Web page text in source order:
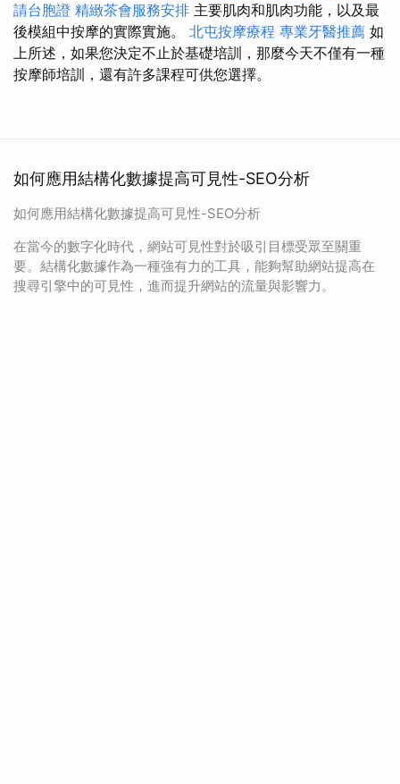
請台胞證 精緻茶會服務安排 主要肌肉和肌肉功能，以及最
後模組中按摩的實際實施。 北屯按摩療程 專業牙醫推薦 如
上所述，如果您決定不止於基礎培訓，那麼今天不僅有一種
按摩師培訓，還有許多課程可供您選擇。
如何應用結構化數據提高可見性-SEO分析
如何應用結構化數據提高可見性-SEO分析
在當今的數字化時代，網站可見性對於吸引目標受眾至關重
要。結構化數據作為一種強有力的工具，能夠幫助網站提高在
搜尋引擎中的可見性，進而提升網站的流量與影響力。